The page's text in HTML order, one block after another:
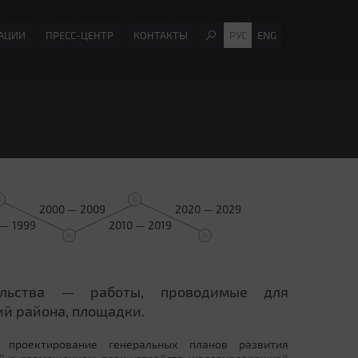
ПРЕСС-ЦЕНТР КОНТАКТЫ РУС ENG
1999
2000 — 2009
2010 — 2019
2020 — 2029
— работы, проводимые для
района, площадки.
генеральных планов развития